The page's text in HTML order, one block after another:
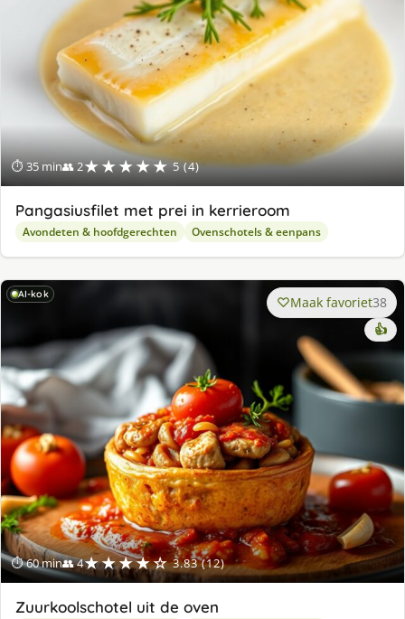
⏱ 35 min👥 2★★★★★ 5 (4)
Pangasiusfilet met prei in kerrieroom
Avondeten & hoofdgerechten Ovenschotels & eenpans
AI-kok
⏱ 60 min👥 4★★★★☆ 3.83 (12)
Maak favoriet38
👍
Zuurkoolschotel uit de oven